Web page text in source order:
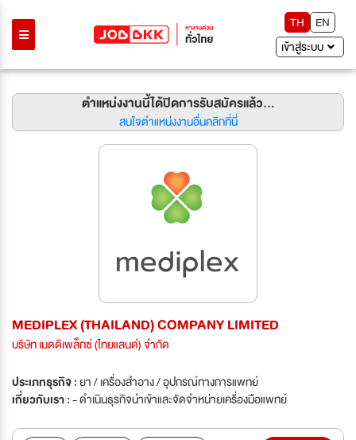
TH
EN
เข้าสู่ระบบ
ตำแหน่งงานนี้ได้ปิดการรับสมัครแล้ว...
สนใจตำแหน่งงานอื่นคลิกที่นี่
MEDIPLEX (THAILAND) COMPANY LIMITED
บริษัท เมดดิเพล็กซ์ (ไทยแลนด์) จำกัด
ประเภทธุรกิจ :ยา / เครื่องสำอาง / อุปกรณ์ทางการแพทย์
เกี่ยวกับเรา :- ดำเนินธุรกิจนำเข้าและจัดจำหน่ายเครื่องมือแพทย์